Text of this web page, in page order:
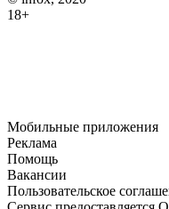
18+
Мобильные приложения
Реклама
Помощь
Вакансии
Пользовательское